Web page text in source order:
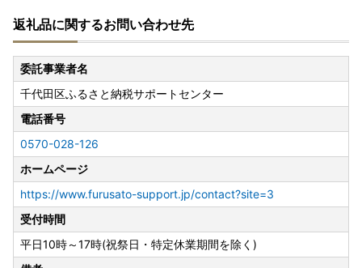
【ふるさとPASS】ワンストップ特例制度の手続きをスマホ
でできるサービス
https://www.furusato-pass.jp/static/about
上記URLに、電子申請についてご紹介しておりますのでご確
認ください。
(外部サイトへ遷移します。個人情報の保護は遷移先サイト
の方針に従います。)
◆送付先
〒134-8691
日本郵便株式会社 葛西郵便局私書箱第39号AT
東京都千代田区 ワンストップ特例申請窓口
返礼品に関するお問い合わせ先
委託事業者名
千代田区ふるさと納税サポートセンター
電話番号
0570-028-126
ホームページ
https://www.furusato-support.jp/contact?site=3
受付時間
平日10時～17時(祝祭日・特定休業期間を除く)